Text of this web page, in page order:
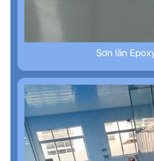
Sơn lăn